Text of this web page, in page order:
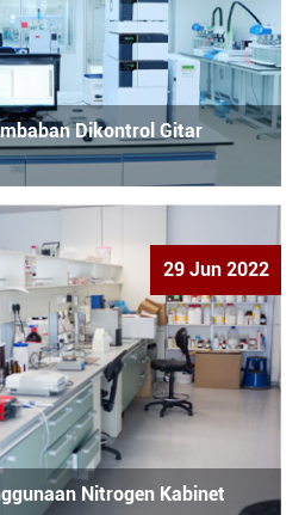
Dikontrol Gitar
29 Jun 2022
Nitrogen Kabinet